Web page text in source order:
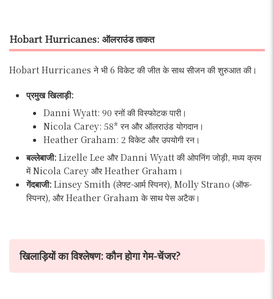
Hobart Hurricanes: ऑलराउंड ताकत
Hobart Hurricanes ने भी 6 विकेट की जीत के साथ सीजन की शुरुआत की।
प्रमुख खिलाड़ी:
Danni Wyatt: 90 रनों की विस्फोटक पारी।
Nicola Carey: 58* रन और ऑलराउंड योगदान।
Heather Graham: 2 विकेट और उपयोगी रन।
बल्लेबाजी: Lizelle Lee और Danni Wyatt की ओपनिंग जोड़ी, मध्य क्रम
में Nicola Carey और Heather Graham।
गेंदबाजी: Linsey Smith (लेफ्ट-आर्म स्पिनर), Molly Strano (ऑफ-
स्पिनर), और Heather Graham के साथ पेस अटैक।
खिलाड़ियों का विश्लेषण: कौन होगा गेम-चेंजर?